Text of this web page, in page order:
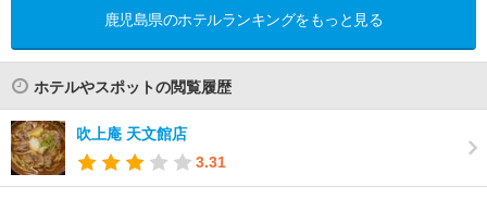
鹿児島県のホテルランキングをもっと見る
ホテルやスポットの閲覧履歴
吹上庵 天文館店
3.31